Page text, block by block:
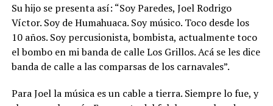
Su hijo se presenta así: “Soy Paredes, Joel Rodrigo
Víctor. Soy de Humahuaca. Soy músico. Toco desde los
10 años. Soy percusionista, bombista, actualmente toco
el bombo en mi banda de calle Los Grillos. Acá se les dice
banda de calle a las comparsas de los carnavales”.
Para Joel la música es un cable a tierra. Siempre lo fue, y